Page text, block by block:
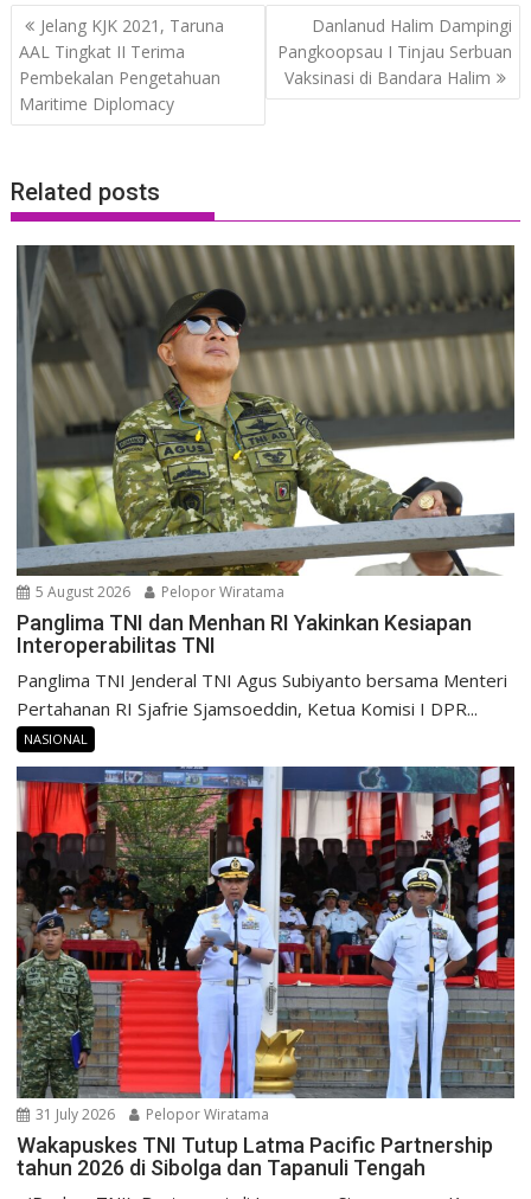
Post
navigation
Jelang KJK 2021, Taruna
AAL Tingkat II Terima
Pembekalan Pengetahuan
Maritime Diplomacy
Danlanud Halim Dampingi
Pangkoopsau I Tinjau Serbuan
Vaksinasi di Bandara Halim
Related posts
5 August 2026 Pelopor Wiratama
Panglima TNI dan Menhan RI Yakinkan Kesiapan
Interoperabilitas TNI
Panglima TNI Jenderal TNI Agus Subiyanto bersama Menteri
Pertahanan RI Sjafrie Sjamsoeddin, Ketua Komisi I DPR...
NASIONAL
31 July 2026 Pelopor Wiratama
Wakapuskes TNI Tutup Latma Pacific Partnership
tahun 2026 di Sibolga dan Tapanuli Tengah